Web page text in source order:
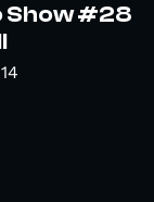
Show #28